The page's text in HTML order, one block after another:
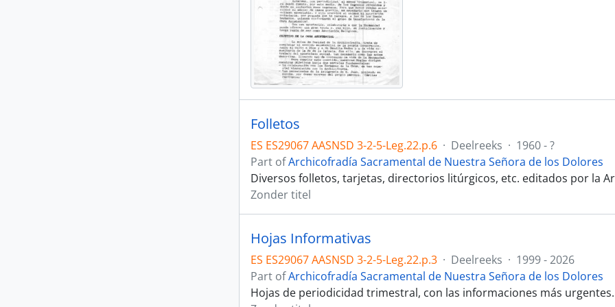
Folletos
ES ES29067 AASNSD 3-2-5-Leg.22.p.6 · Deelreeks · 1960 - ?
Part ofArchicofradía Sacramental de Nuestra Señora de los Dolores
Diversos folletos, tarjetas, directorios litúrgicos, etc. editados por la
Zonder titel
Hojas Informativas
ES ES29067 AASNSD 3-2-5-Leg.22.p.3 · Deelreeks · 1999 - 2026
Part ofArchicofradía Sacramental de Nuestra Señora de los Dolores
Hojas de periodicidad trimestral, con las informaciones más urgentes.